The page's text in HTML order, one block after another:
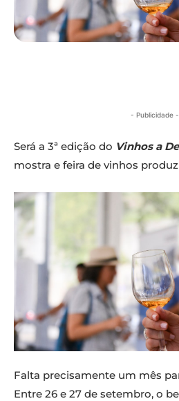
- Publicidade -
Será a 3ª edição do Vinhos a
mostra e feira de vinhos
Falta precisamente um mês
Entre 26 e 27 de setembro, o